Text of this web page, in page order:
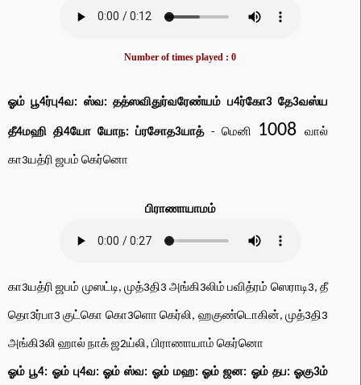
Number of times played : 0
ஓம் பூ4ர்பு4வ: ஸ்வ: தத்ஸவிதுர்வரேண்யம் ப4ர்கோ3 தே3வஸ்ய
தீ4மஹி தி4யோ யோந: ப்ரசோத3யாத்- மெனி 1008வால்
கா3யத்ரி ஜபம் கெர்னொ
பிராணாயாமம்
கா3யத்ரி ஜபம் முஸட்டி, முத்3தி3 அங்கி3லிம் பவித்ரம் ஸெராடி3, தீ
தொ3ர்பா3 குட்கொ கொ3ளொ கெர்லி, ஹகுண்டொகின், முத்3தி3
அங்கி3லி ஹால் நாக் ஜ2ய்லி, பிராணாயாம் கெர்னொ
ஓம் பூ4: ஓம் பு4வ: ஓம் ஸ்வ: ஓம் மஹ: ஓம் ஜன: ஓம் தப: ஓகு3ம்